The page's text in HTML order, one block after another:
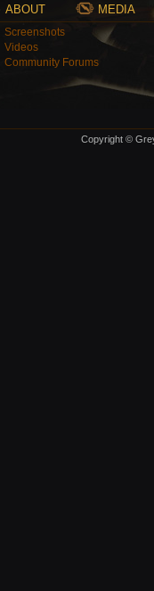
ABOUT MEDIA
Screenshots
Videos
Community Forums
Copyright ©